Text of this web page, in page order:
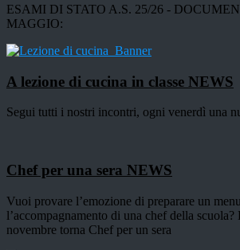
ESAMI DI STATO A.S. 25/26 -
MAGGIO:
A lezione di cucina in classe NEWS
Segui tutti i nostri incontri, ogni venerdì una
Chef per una sera NEWS
Vuoi provare l’emozione di preparare un
l’accompagnamento di una chef della
novembre torna Chef per un sera